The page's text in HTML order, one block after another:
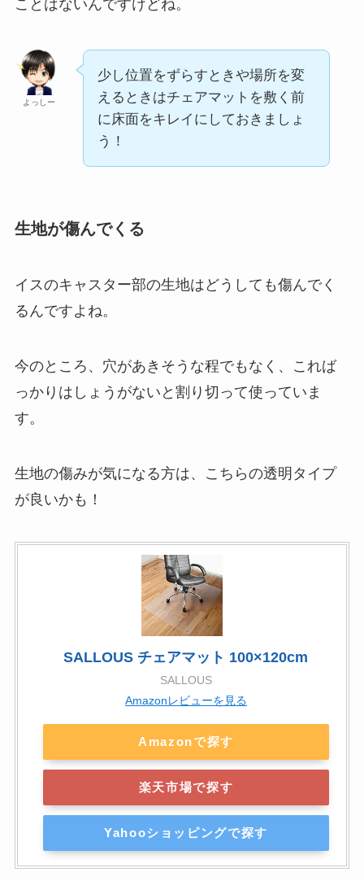
ことはないんですけどね。
よっしー
少し位置をずらすときや場所を変
えるときはチェアマットを敷く前
に床面をキレイにしておきましょ
う！
生地が傷んでくる
イスのキャスター部の生地はどうしても傷んでく
るんですよね。
今のところ、穴があきそうな程でもなく、これば
っかりはしょうがないと割り切って使っていま
す。
生地の傷みが気になる方は、こちらの透明タイプ
が良いかも！
SALLOUS チェアマット 100×120cm
SALLOUS
Amazonレビューを見る
Amazonで探す
楽天市場で探す
Yahooショッピングで探す